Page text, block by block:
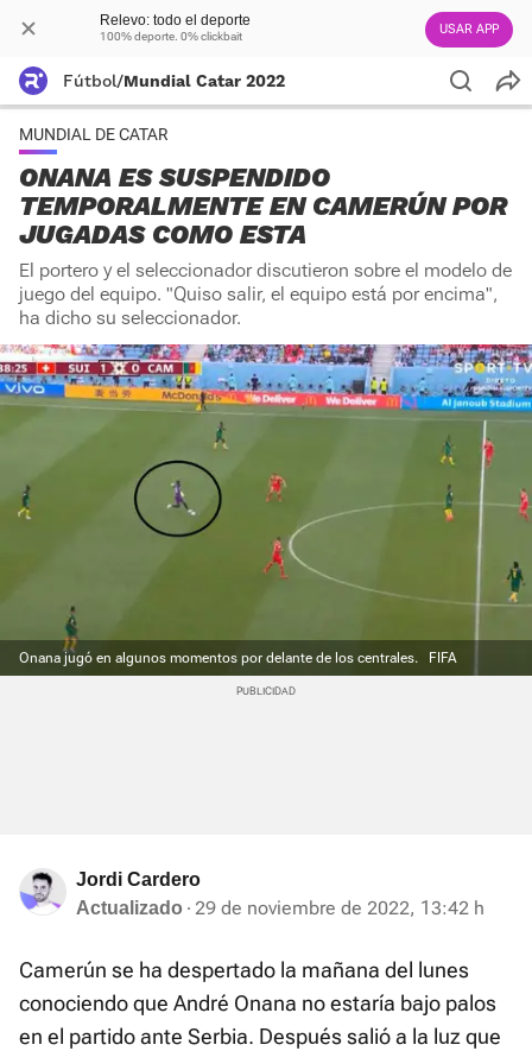
Relevo: todo el deporte
100% deporte. 0% clickbait USAR APP
Fútbol/Mundial Catar 2022
MUNDIAL DE CATAR
ONANA ES SUSPENDIDO
TEMPORALMENTE EN CAMERÚN POR
JUGADAS COMO ESTA
El portero y el seleccionador discutieron sobre el modelo de
juego del equipo. "Quiso salir, el equipo está por encima",
ha dicho su seleccionador.
Onana jugó en algunos momentos por delante de los centrales. FIFA
Jordi Cardero
Actualizado
29 de noviembre de 2022, 13:42 h
Camerún se ha despertado la mañana del lunes
conociendo que André Onana no estaría bajo palos
en el partido ante Serbia. Después salió a la luz que